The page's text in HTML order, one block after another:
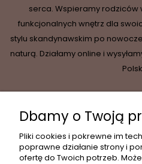
serca. Wspieramy rodziców
funkcjonalnych wnętrz dla
stylu skandynawskim po
naturą. Działamy online i
Dbamy o Twoją
Pliki cookies i pokrewne im
poprawne działanie strony i
ofertę do Twoich potrzeb.